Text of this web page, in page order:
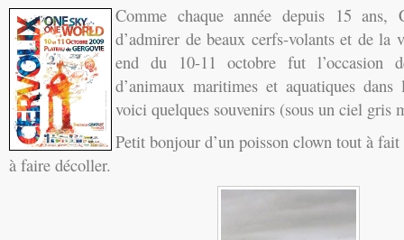
Comme chaque année depuis 15 ans,
d’admirer de beaux cerfs-volants et de la
end du 10-11 octobre fut l’occasion
d’animaux maritimes et aquatiques
voici quelques souvenirs (sous un ciel gris
Petit bonjour d’un poisson clown tout à
à faire décoller.